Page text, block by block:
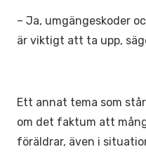
– Ja, umgängeskoder
är viktigt att ta upp,
Ett annat tema som
om det faktum att
föräldrar, även i